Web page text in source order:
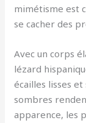
mimétisme est
se cacher des
Avec un corps
lézard
écailles lisses
sombres
apparence, les